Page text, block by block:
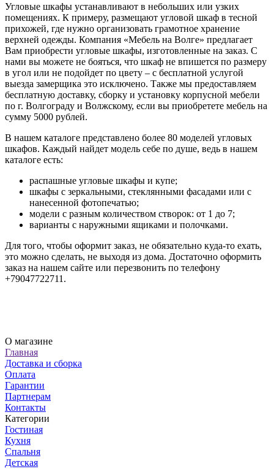
Угловые шкафы устанавливают в небольших или узких
помещениях. К примеру, размещают угловой шкаф в тесной
прихожей, где нужно организовать грамотное хранение
верхней одежды. Компания «Мебель на Волге» предлагает
Вам приобрести угловые шкафы, изготовленные на заказ. С
нами вы можете не бояться, что шкаф не впишется по размеру
в угол или не подойдет по цвету – с бесплатной услугой
выезда замерщика это исключено. Также мы предоставляем
бесплатную доставку, сборку и установку корпусной мебели
по г. Волгограду и Волжскому, если вы приобретете мебель на
сумму 5000 рублей.
В нашем каталоге представлено более 80 моделей угловых
шкафов. Каждый найдет модель себе по душе, ведь в нашем
каталоге есть:
распашные угловые шкафы и купе;
шкафы с зеркальными, стеклянными фасадами или с
нанесенной фотопечатью;
модели с разным количеством створок: от 1 до 7;
варианты с наружными ящиками и полочками.
Для того, чтобы оформит заказ, не обязательно куда-то ехать,
это можно сделать, не выходя из дома. Достаточно оформить
заказ на нашем сайте или перезвонить по телефону
+79047722711.
О магазине
Главная
Доставка и сборка
Оплата
Гарантии
Партнерам
Контакты
Категории
Гостиная
Кухня
Спальня
Детская